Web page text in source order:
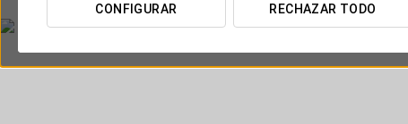
CONFIGURAR RECHAZAR TODO